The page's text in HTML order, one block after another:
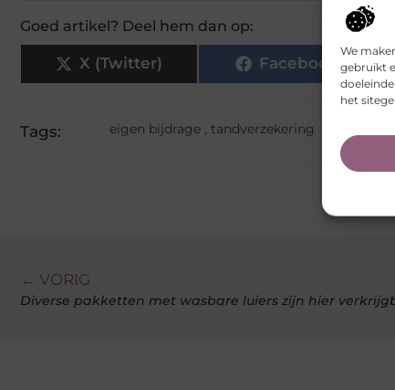
We
gebruikt
het
Goed artikel? Deel hem dan op:
X (Twitter) Facebook
Tags: eigen bijdrage, tandverzekering
← VORIG
Diverse pakketten met wasbare luiers zijn hier